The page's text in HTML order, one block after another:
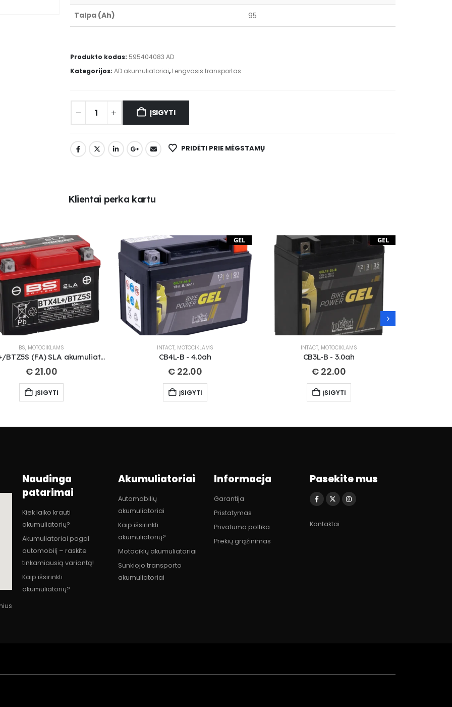
Talpa (Ah) 95
Produkto kodas: 595404083 AD
Kategorijos: AD akumuliatoriai, Lengvasis transportas
ĮSIGYTI
PRIDĖTI PRIE MĖGSTAMŲ
Klientai perka kartu
BS, MOTOCIKLAMS
BTX4L+/BTZ5S (FA) SLA akumuliatorius
€21.00
ĮSIGYTI
GEL
INTACT, MOTOCIKLAMS
CB4L-B - 4.0ah
€ 22.00
ĮSIGYTI
GEL
INTACT, MOTOCIKLAMS
CB3L-B - 3.0ah
€ 22.00
ĮSIGYTI
Naudinga
patarimai
Kiek laiko krauti
akumuliatorių?
Akumuliatoriai pagal
automobilį – raskite
tinkamiausią variantą!
Kaip išsirinkti
akumuliatorių?
Akumuliatoriai
Automobilių
akumuliatoriai
Kaip išsirinkti
akumuliatorių?
Motociklų akumuliatoriai
Sunkiojo transporto
akumuliatoriai
Informacja
Garantija
Pristatymas
Privatumo poltika
Prekių grąžinimas
Pasekite mus
Kontaktai